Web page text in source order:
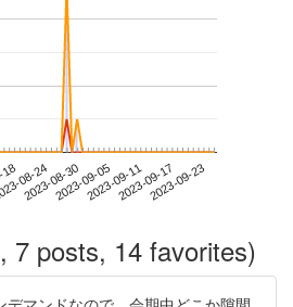
08-24
2023-08-302023-09-052023-09-112023-09-172023-09-23
7 posts, 14 favorites)